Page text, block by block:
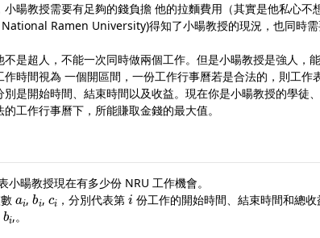
暘教授需要有足夠的錢負擔 他的拉麵費用（其實是他私心不
Ramen University)得知了小暘教授的現況，也同時
是超人，不能一次同時做兩個工作。但是小暘教授是強人，
時間視為 一個開區間，一份工作行事曆若是合法的，則工作
是開始時間、結束時間以及收益。現在你是小暘教授的學徒
工作行事曆下，所能賺取金錢的最大值。
小暘教授現在有多少份 NRU 工作機會。
數
ai
,
bi
,
ci
，分別代表第
i
份工作的開始時間、結束時間和總收
bi
,。